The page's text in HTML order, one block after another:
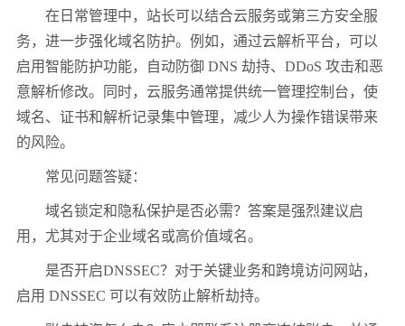
在日常管理中，站长可以结合云服务或第三方安全服
务，进一步强化域名防护。例如，通过云解析平台，可以
启用智能防护功能，自动防御 DNS 劫持、DDoS 攻击和恶
意解析修改。同时，云服务通常提供统一管理控制台，使
域名、证书和解析记录集中管理，减少人为操作错误带来
的风险。
常见问题答疑：
域名锁定和隐私保护是否必需？答案是强烈建议启
用，尤其对于企业域名或高价值域名。
是否开启DNSSEC？对于关键业务和跨境访问网站，
启用 DNSSEC 可以有效防止解析劫持。